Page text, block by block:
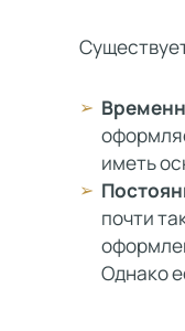
иметь
почти
Однако